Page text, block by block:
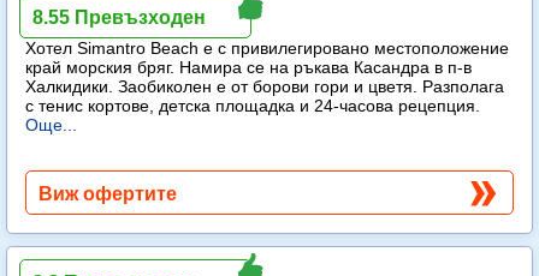
Simantro Beach
Хотел Simantro Beach е с привилегировано местоположение
край морския бряг. Намира се на ръкава Касандра в п-в
Халкидики. Заобиколен е от борови гори и цветя. Разполага
с тенис кортове, детска площадка и 24-часова рецепция.
Още...
8.55 Превъзходен
Виж офертите